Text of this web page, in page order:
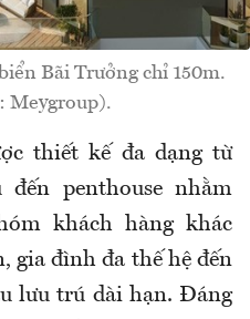
Bãi Trưởng chỉ 150m.
Meygroup).
thiết kế đa dạng từ
penthouse nhằm
khách hàng khác
gia đình đa thế hệ đến
lưu trú dài hạn. Đáng